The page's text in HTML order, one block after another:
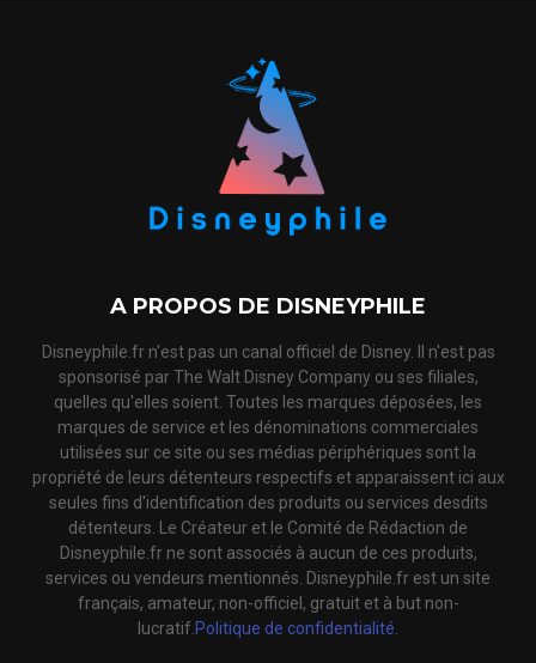
A PROPOS DE DISNEYPHILE
Disneyphile.fr n'est pas un canal officiel de Disney. Il n'est pas
sponsorisé par The Walt Disney Company ou ses filiales,
quelles qu'elles soient. Toutes les marques déposées, les
marques de service et les dénominations commerciales
utilisées sur ce site ou ses médias périphériques sont la
propriété de leurs détenteurs respectifs et apparaissent ici aux
seules fins d'identification des produits ou services desdits
détenteurs. Le Créateur et le Comité de Rédaction de
Disneyphile.fr ne sont associés à aucun de ces produits,
services ou vendeurs mentionnés. Disneyphile.fr est un site
français, amateur, non-officiel, gratuit et à but non-
lucratif.Politique de confidentialité.